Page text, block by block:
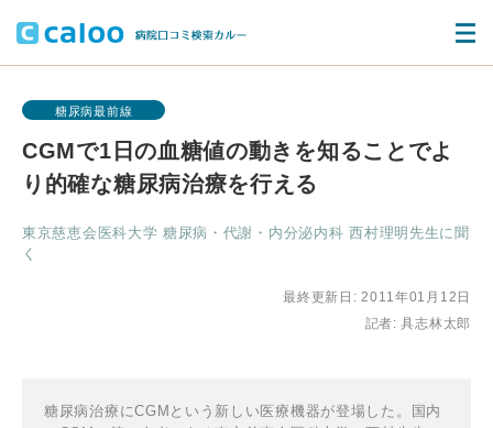
糖尿病最前線
CGMで1日の血糖値の動きを知ることでよ
り的確な糖尿病治療を行える
東京慈恵会医科大学 糖尿病・代謝・内分泌内科 西村理明先生に聞
く
最終更新日: 2011年01月12日
記者: 具志林太郎
糖尿病治療にCGMという新しい医療機器が登場した。国内